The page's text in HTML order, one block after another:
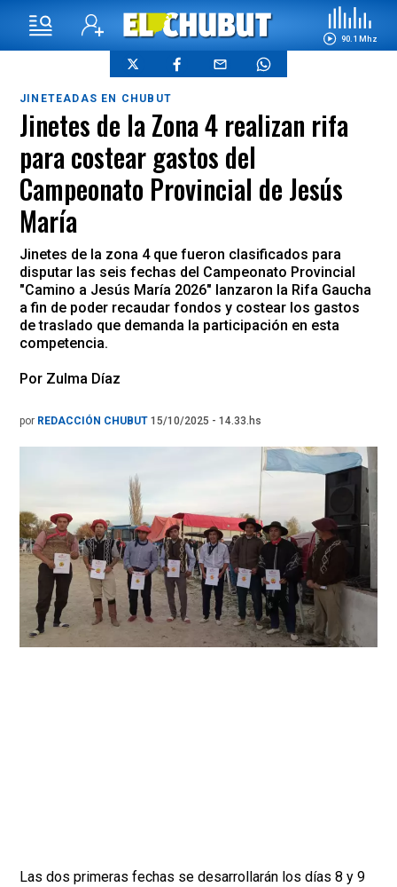
90.1 Mhz
JINETEADAS EN CHUBUT
Jinetes de la Zona 4 realizan rifa
para costear gastos del
Campeonato Provincial de Jesús
María
Jinetes de la zona 4 que fueron clasificados para
disputar las seis fechas del Campeonato Provincial
"Camino a Jesús María 2026" lanzaron la Rifa Gaucha
a fin de poder recaudar fondos y costear los gastos
de traslado que demanda la participación en esta
competencia.
Por Zulma Díaz
por REDACCIÓN CHUBUT 15/10/2025 - 14.33.hs
Las dos primeras fechas se desarrollarán los días 8 y 9